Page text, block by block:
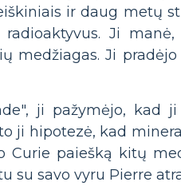
ir daug metų
Ji
medžiagas. Ji
ji pažymėjo, kad
ji hipotezė, kad
Curie paiešką kitų
su savo vyru Pierre